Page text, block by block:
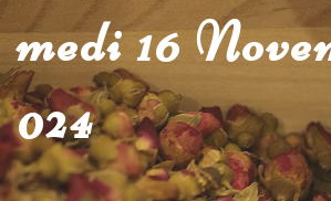
Medi 16
024